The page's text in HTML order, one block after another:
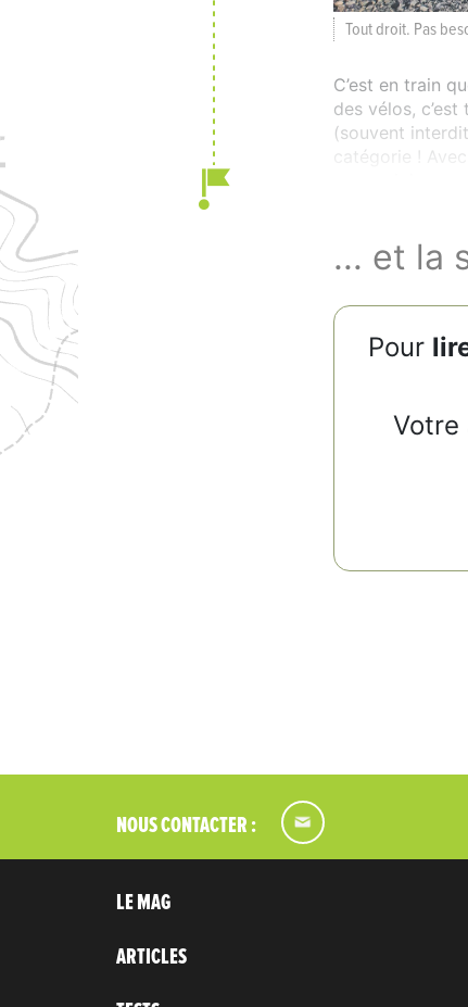
Tout droit. Pas
C’est en train
des vélos,
(souvent
catégorie !
... et la
Pour
Votre
NOUS CONTACTER :
LE MAG
ARTICLES